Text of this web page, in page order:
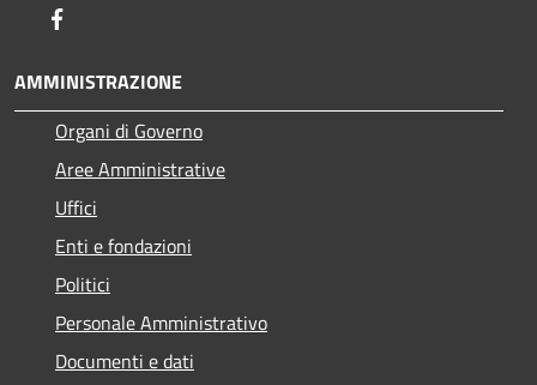
AMMINISTRAZIONE
Organi di Governo
Aree Amministrative
Uffici
Enti e fondazioni
Politici
Personale Amministrativo
Documenti e dati